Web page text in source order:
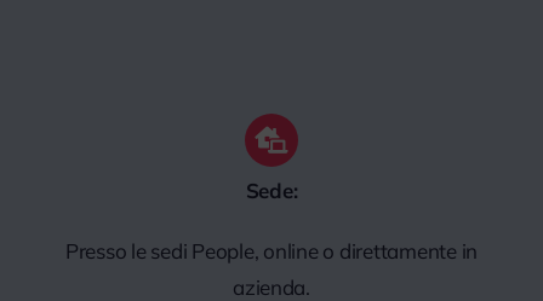
Sede:
Presso le sedi People, online o direttamente in
azienda.